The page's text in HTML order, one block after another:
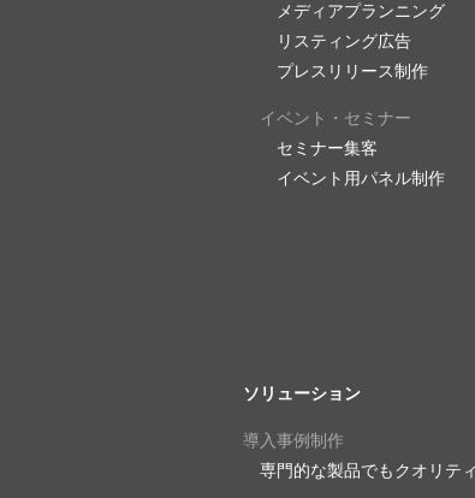
メディアプランニング
リスティング広告
プレスリリース制作
イベント・セミナー
セミナー集客
イベント用パネル制作
ソリューション
導入事例制作
専門的な製品でもクオリテ